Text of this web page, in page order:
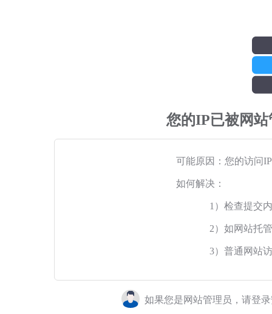
您的IP已被网
可能原因：您的访问
如何解决：
1）检查提交
2）如网站托
3）普通网站
如果您是网站管理员，请登